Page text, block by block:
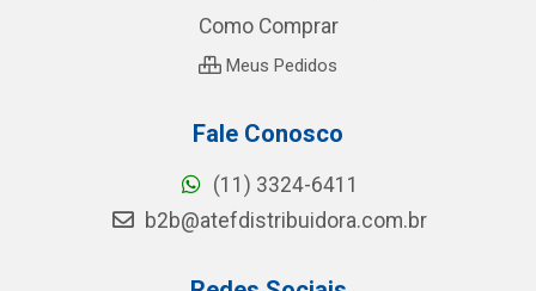
Como Comprar
Meus Pedidos
Fale Conosco
(11) 3324-6411
b2b@atefdistribuidora.com.br